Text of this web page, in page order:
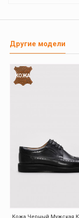
Другие модели
КОЖА